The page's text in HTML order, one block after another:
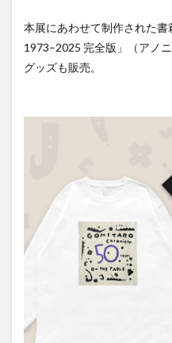
本展にあわせて制作された
1973–2025 完全版」（アノ
グッズも販売。